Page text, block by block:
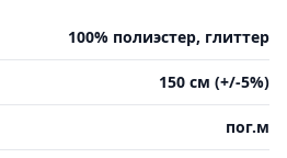
100% полиэстер, глиттер
150 см (+/-5%)
пог.м